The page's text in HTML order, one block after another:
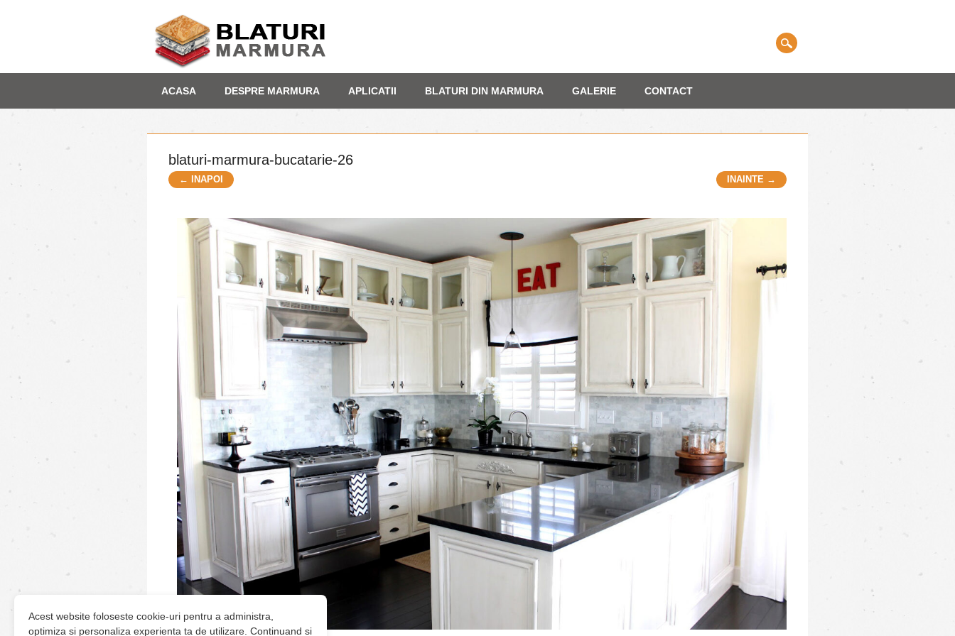
Acest website foloseste cookie-uri pentru a administra,
optimiza si personaliza experienta ta de utilizare. Continuand si
content
ACASA DESPRE MARMURA APLICATII BLATURI DIN MARMURA GALERIE CONTACT
blaturi-marmura-bucatarie-26
← INAPOI INAINTE →